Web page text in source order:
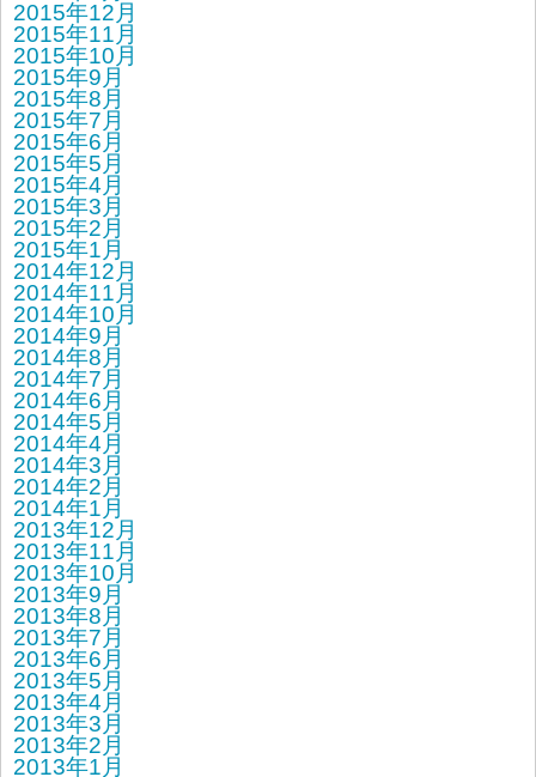
2015年12月
2015年11月
2015年10月
2015年9月
2015年8月
2015年7月
2015年6月
2015年5月
2015年4月
2015年3月
2015年2月
2015年1月
2014年12月
2014年11月
2014年10月
2014年9月
2014年8月
2014年7月
2014年6月
2014年5月
2014年4月
2014年3月
2014年2月
2014年1月
2013年12月
2013年11月
2013年10月
2013年9月
2013年8月
2013年7月
2013年6月
2013年5月
2013年4月
2013年3月
2013年2月
2013年1月